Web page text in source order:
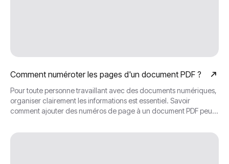
Comment numéroter les pages d'un document PDF ?
Pour toute personne travaillant avec des documents numériques,
organiser clairement les informations est essentiel. Savoir
comment ajouter des numéros de page à un document PDF peut
logique pour ses lecteurs.